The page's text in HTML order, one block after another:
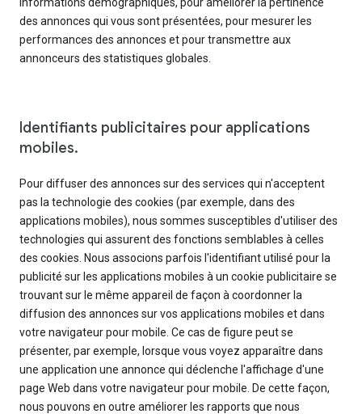
des annonces qui vous sont présentées, pour mesurer les
performances des annonces et pour transmettre aux
annonceurs des statistiques globales.
Identifiants publicitaires pour applications
mobiles.
Pour diffuser des annonces sur des services qui n'acceptent
pas la technologie des cookies (par exemple, dans des
applications mobiles), nous sommes susceptibles d'utiliser des
technologies qui assurent des fonctions semblables à celles
des cookies. Nous associons parfois l'identifiant utilisé pour la
publicité sur les applications mobiles à un cookie publicitaire se
trouvant sur le même appareil de façon à coordonner la
diffusion des annonces sur vos applications mobiles et dans
votre navigateur pour mobile. Ce cas de figure peut se
présenter, par exemple, lorsque vous voyez apparaître dans
une application une annonce qui déclenche l'affichage d'une
page Web dans votre navigateur pour mobile. De cette façon,
nous pouvons en outre améliorer les rapports que nous